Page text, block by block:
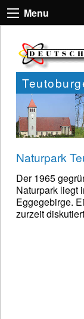
Menu
Naturpark
Der 1965
Naturpark liegt
Eggegebirge.
zurzeit